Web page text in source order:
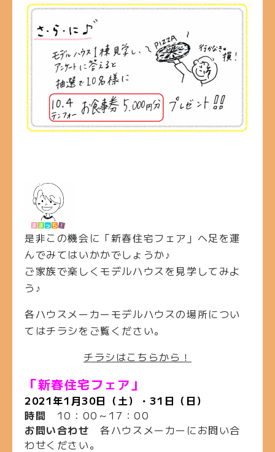
是非この機会に「新春住宅フェア」へ足を運
んでみてはいかかでしょうか♪
ご家族で楽しくモデルハウスを見学してみよ
う♪
各ハウスメーカーモデルハウスの場所につい
てはチラシをご覧ください。
チラシはこちらから！
「新春住宅フェア」
2021年1月30日（土）・31日（日）
時間 10：00～17：00
お問い合わせ 各ハウスメーカーにお問い合
わせください。